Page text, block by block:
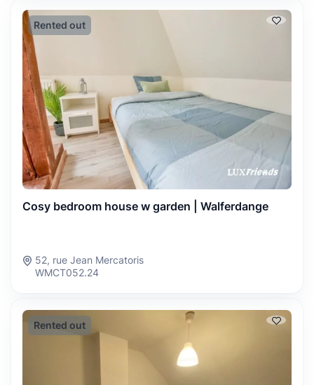
Rented out
Cosy bedroom house w garden | Walferdange
52, rue Jean Mercatoris
WMCT052.24
Rented out